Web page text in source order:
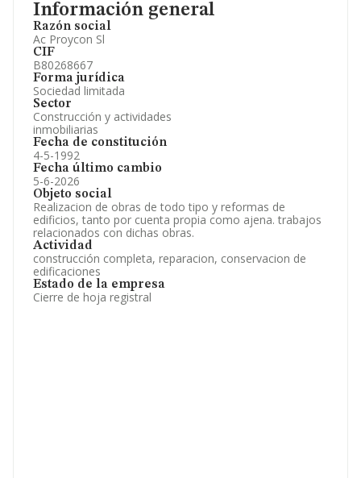
Información general
Razón social
Ac Proycon Sl
CIF
B80268667
Forma jurídica
Sociedad limitada
Sector
Construcción y actividades
inmobiliarias
Fecha de constitución
4-5-1992
Fecha último cambio
5-6-2026
Objeto social
Realizacion de obras de todo tipo y reformas de
edificios, tanto por cuenta propia como ajena. trabajos
relacionados con dichas obras.
Actividad
construcción completa, reparacion, conservacion de
edificaciones
Estado de la empresa
Cierre de hoja registral